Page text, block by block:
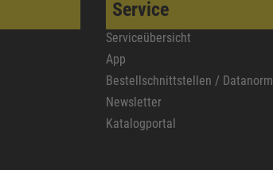
Service
Serviceübersicht
App
Bestellschnittstellen / Datanorm
Newsletter
Katalogportal